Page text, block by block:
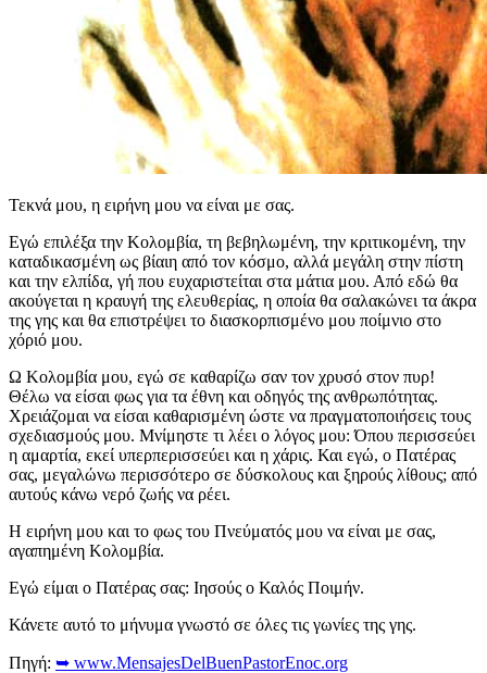
Τεκνά μου, η ειρήνη μου να είναι με σας.
Εγώ επιλέξα την Κολομβία, τη βεβηλωμένη, την κριτικομένη, την
καταδικασμένη ως βίαιη από τον κόσμο, αλλά μεγάλη στην πίστη
και την ελπίδα, γή που ευχαριστείται στα μάτια μου. Από εδώ θα
ακούγεται η κραυγή της ελευθερίας, η οποία θα σαλακώνει τα άκρα
της γης και θα επιστρέψει το διασκορπισμένο μου ποίμνιο στο
χόριό μου.
Ω Κολομβία μου, εγώ σε καθαρίζω σαν τον χρυσό στον πυρ!
Θέλω να είσαι φως για τα έθνη και οδηγός της ανθρωπότητας.
Χρειάζομαι να είσαι καθαρισμένη ώστε να πραγματοποιήσεις τους
σχεδιασμούς μου. Μνίμηστε τι λέει ο λόγος μου: Όπου περισσεύει
η αμαρτία, εκεί υπερπερισσεύει και η χάρις. Και εγώ, ο Πατέρας
σας, μεγαλώνω περισσότερο σε δύσκολους και ξηρούς λίθους; από
αυτούς κάνω νερό ζωής να ρέει.
Η ειρήνη μου και το φως του Πνεύματός μου να είναι με σας,
αγαπημένη Κολομβία.
Εγώ είμαι ο Πατέρας σας: Ιησούς ο Καλός Ποιμήν.
Κάνετε αυτό το μήνυμα γνωστό σε όλες τις γωνίες της γης.
Πηγή: ➥ www.MensajesDelBuenPastorEnoc.org